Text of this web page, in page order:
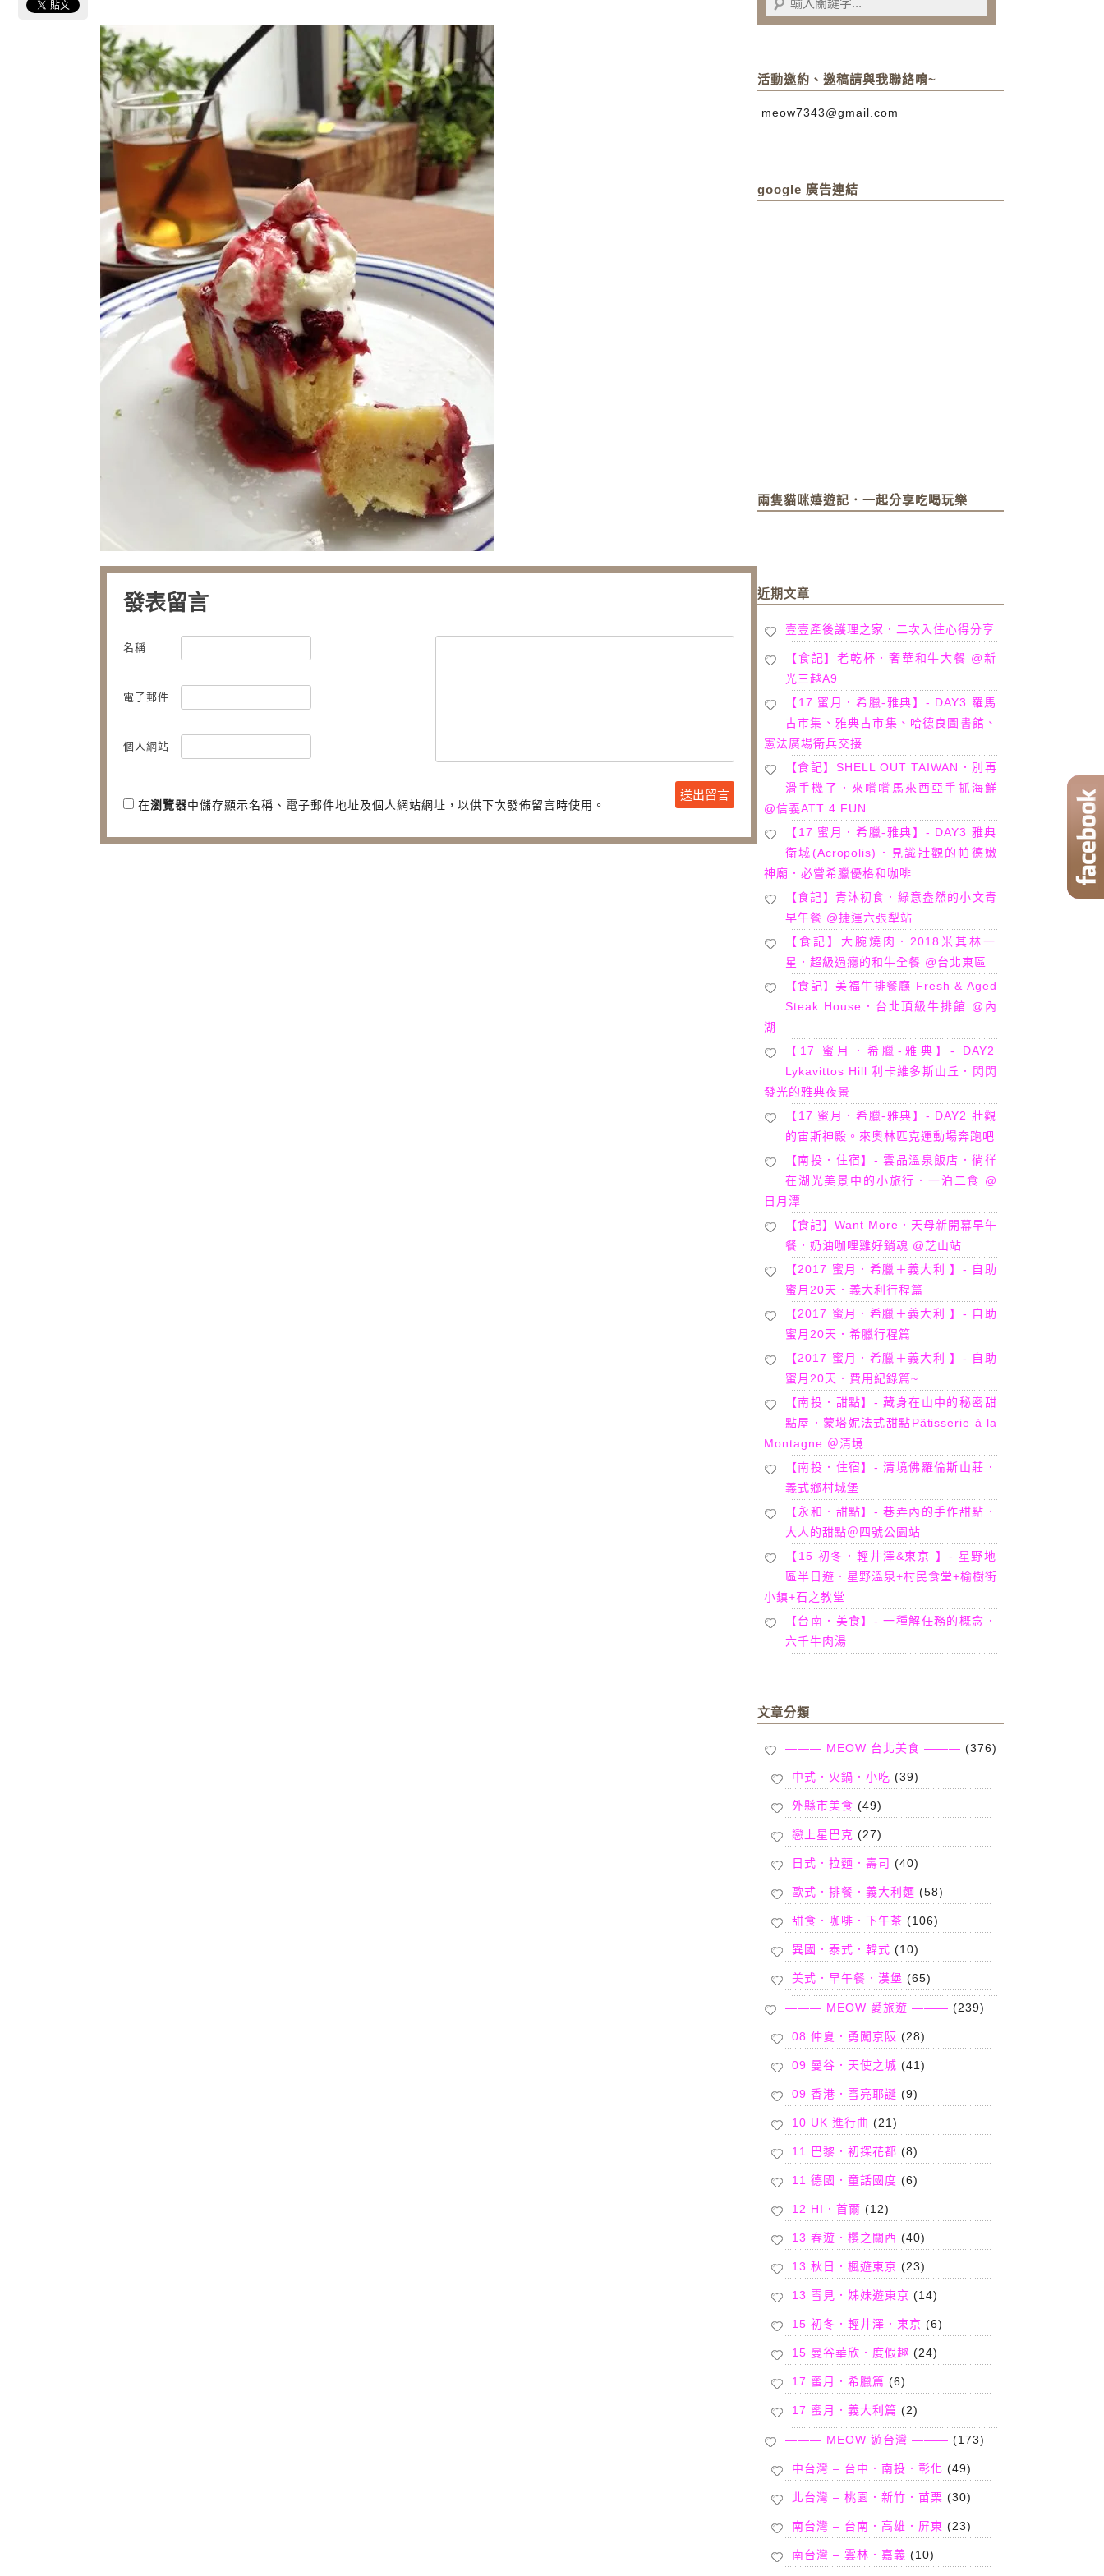
發表留言
名稱
電子郵件
個人網站
在瀏覽器中儲存顯示名稱、電子郵件地址及個人網站網址，以供下次發佈留言時使用。
活動邀約、邀稿請與我聯絡唷~
meow7343@gmail.com
google 廣告連結
兩隻貓咪嬉遊記．一起分享吃喝玩樂
近期文章
壹壹產後護理之家．二次入住心得分享
【食記】老乾杯．奢華和牛大餐 @新
光三越A9
【17 蜜月．希臘-雅典】- DAY3 羅馬
古市集、雅典古市集、哈德良圖書館、
憲法廣場衛兵交接
【食記】SHELL OUT TAIWAN．別再
滑手機了．來嚐嚐馬來西亞手抓海鮮
@信義ATT 4 FUN
【17 蜜月．希臘-雅典】- DAY3 雅典
衛城(Acropolis)．見識壯觀的帕德嫩
神廟．必嘗希臘優格和咖啡
【食記】青沐初食．綠意盎然的小文青
早午餐 @捷運六張犁站
【食記】大腕燒肉．2018米其林一
星．超級過癮的和牛全餐 @台北東區
【食記】美福牛排餐廳 Fresh & Aged
Steak House．台北頂級牛排館 @內
湖
【17 蜜月．希臘-雅典】- DAY2
Lykavittos Hill 利卡維多斯山丘．閃閃
發光的雅典夜景
【17 蜜月．希臘-雅典】- DAY2 壯觀
的宙斯神殿。來奧林匹克運動場奔跑吧
【南投．住宿】- 雲品溫泉飯店．徜徉
在湖光美景中的小旅行．一泊二食 @
日月潭
【食記】Want More．天母新開幕早午
餐．奶油咖哩雞好銷魂 @芝山站
【2017 蜜月．希臘＋義大利 】- 自助
蜜月20天．義大利行程篇
【2017 蜜月．希臘＋義大利 】- 自助
蜜月20天．希臘行程篇
【2017 蜜月．希臘＋義大利 】- 自助
蜜月20天．費用紀錄篇~
【南投．甜點】- 藏身在山中的秘密甜
點屋．蒙塔妮法式甜點Pâtisserie à la
Montagne ＠清境
【南投．住宿】- 清境佛羅倫斯山莊．
義式鄉村城堡
【永和．甜點】- 巷弄內的手作甜點．
大人的甜點＠四號公園站
【15 初冬．輕井澤&東京 】- 星野地
區半日遊．星野溫泉+村民食堂+榆樹街
小鎮+石之教堂
【台南．美食】- 一種解任務的概念．
六千牛肉湯
文章分類
——— MEOW 台北美食 ——— (376)
中式．火鍋．小吃 (39)
外縣市美食 (49)
戀上星巴克 (27)
日式．拉麵．壽司 (40)
歐式．排餐．義大利麵 (58)
甜食．咖啡．下午茶 (106)
異國．泰式．韓式 (10)
美式．早午餐．漢堡 (65)
——— MEOW 愛旅遊 ——— (239)
08 仲夏．勇闖京阪 (28)
09 曼谷．天使之城 (41)
09 香港．雪亮耶誕 (9)
10 UK 進行曲 (21)
11 巴黎．初探花都 (8)
11 德國．童話國度 (6)
12 HI．首爾 (12)
13 春遊．櫻之關西 (40)
13 秋日．楓遊東京 (23)
13 雪見．姊妹遊東京 (14)
15 初冬．輕井澤．東京 (6)
15 曼谷華欣．度假趣 (24)
17 蜜月．希臘篇 (6)
17 蜜月．義大利篇 (2)
——— MEOW 遊台灣 ——— (173)
中台灣 – 台中．南投．彰化 (49)
北台灣 – 桃園．新竹．苗栗 (30)
南台灣 – 台南．高雄．屏東 (23)
南台灣 – 雲林．嘉義 (10)